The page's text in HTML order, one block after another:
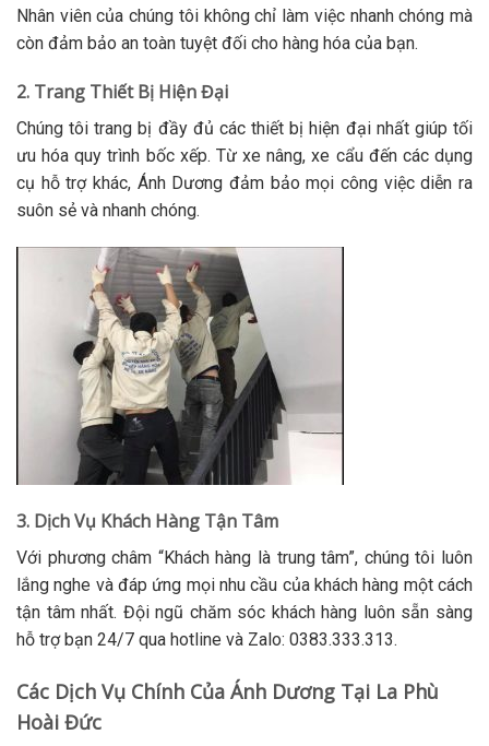
Nhân viên của chúng tôi không chỉ làm việc nhanh chóng mà
còn đảm bảo an toàn tuyệt đối cho hàng hóa của bạn.
2. Trang Thiết Bị Hiện Đại
Chúng tôi trang bị đầy đủ các thiết bị hiện đại nhất giúp tối
ưu hóa quy trình bốc xếp. Từ xe nâng, xe cẩu đến các dụng
cụ hỗ trợ khác, Ánh Dương đảm bảo mọi công việc diễn ra
suôn sẻ và nhanh chóng.
3. Dịch Vụ Khách Hàng Tận Tâm
Với phương châm “Khách hàng là trung tâm”, chúng tôi luôn
lắng nghe và đáp ứng mọi nhu cầu của khách hàng một cách
tận tâm nhất. Đội ngũ chăm sóc khách hàng luôn sẵn sàng
hỗ trợ bạn 24/7 qua hotline và Zalo: 0383.333.313.
Các Dịch Vụ Chính Của Ánh Dương Tại La Phù
Hoài Đức